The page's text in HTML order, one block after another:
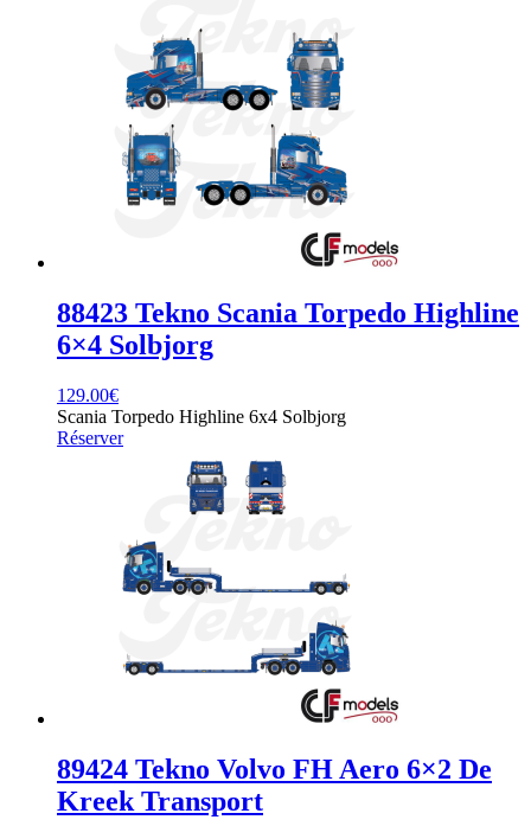
88423 Tekno Scania Torpedo Highline
6×4 Solbjorg
129.00€
Scania Torpedo Highline 6x4 Solbjorg
Réserver
89424 Tekno Volvo FH Aero 6×2 De
Kreek Transport